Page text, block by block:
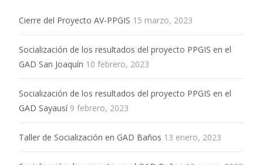
Cierre del Proyecto AV-PPGIS 15 marzo, 2023
Socialización de los resultados del proyecto PPGIS en el
GAD San Joaquín 10 febrero, 2023
Socialización de los resultados del proyecto PPGIS en el
GAD Sayausí 9 febrero, 2023
Taller de Socialización en GAD Baños 13 enero, 2023